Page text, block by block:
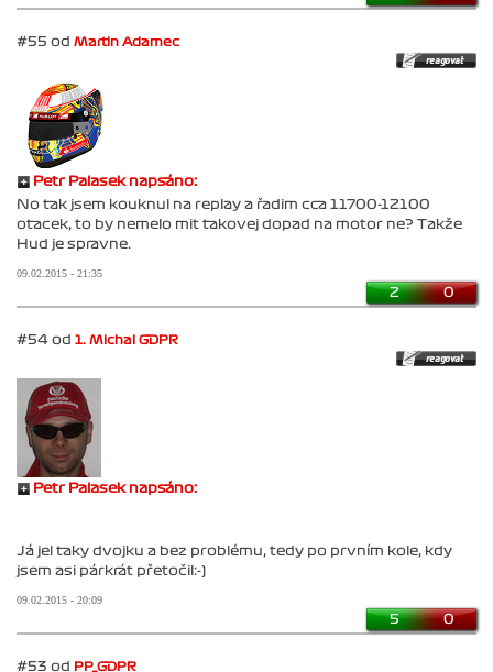
#55 od Martin Adamec
Petr Palasek napsáno:
No tak jsem kouknul na replay a řadim cca 11700-12100
otacek, to by nemelo mit takovej dopad na motor ne? Takže
Hud je spravne.
09.02.2015 - 21:35
2 0
#54 od 1. Michal GDPR
Petr Palasek napsáno:
Já jel taky dvojku a bez problému, tedy po prvním kole, kdy
jsem asi párkrát přetočil:-)
09.02.2015 - 20:09
5 0
#53 od PP_GDPR